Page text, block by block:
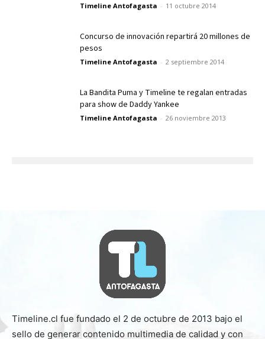
Timeline Antofagasta - 11 octubre 2014
Concurso de innovación repartirá 20 millones de
pesos
Timeline Antofagasta - 2 septiembre 2014
La Bandita Puma y Timeline te regalan entradas
para show de Daddy Yankee
Timeline Antofagasta - 26 noviembre 2013
Timeline.cl fue fundado el 2 de octubre de 2013 bajo el
sello de generar contenido multimedia de calidad y con